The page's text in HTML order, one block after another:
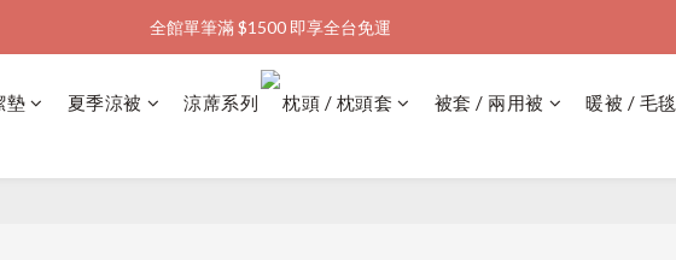
加入會員購物金  馬上領  馬上折
全館單筆滿 $1500 即享全台免運
加入會員購物金  馬上領  馬上折
墊 夏季涼被 涼蓆系列 枕頭 / 枕頭套 被套 / 兩用被 暖被 / 毛毯